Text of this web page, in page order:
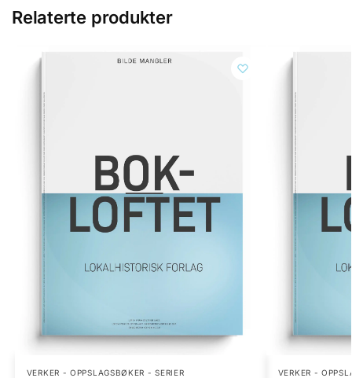
Relaterte produkter
VERKER - OPPSLAGSBØKER - SERIER VERKER -